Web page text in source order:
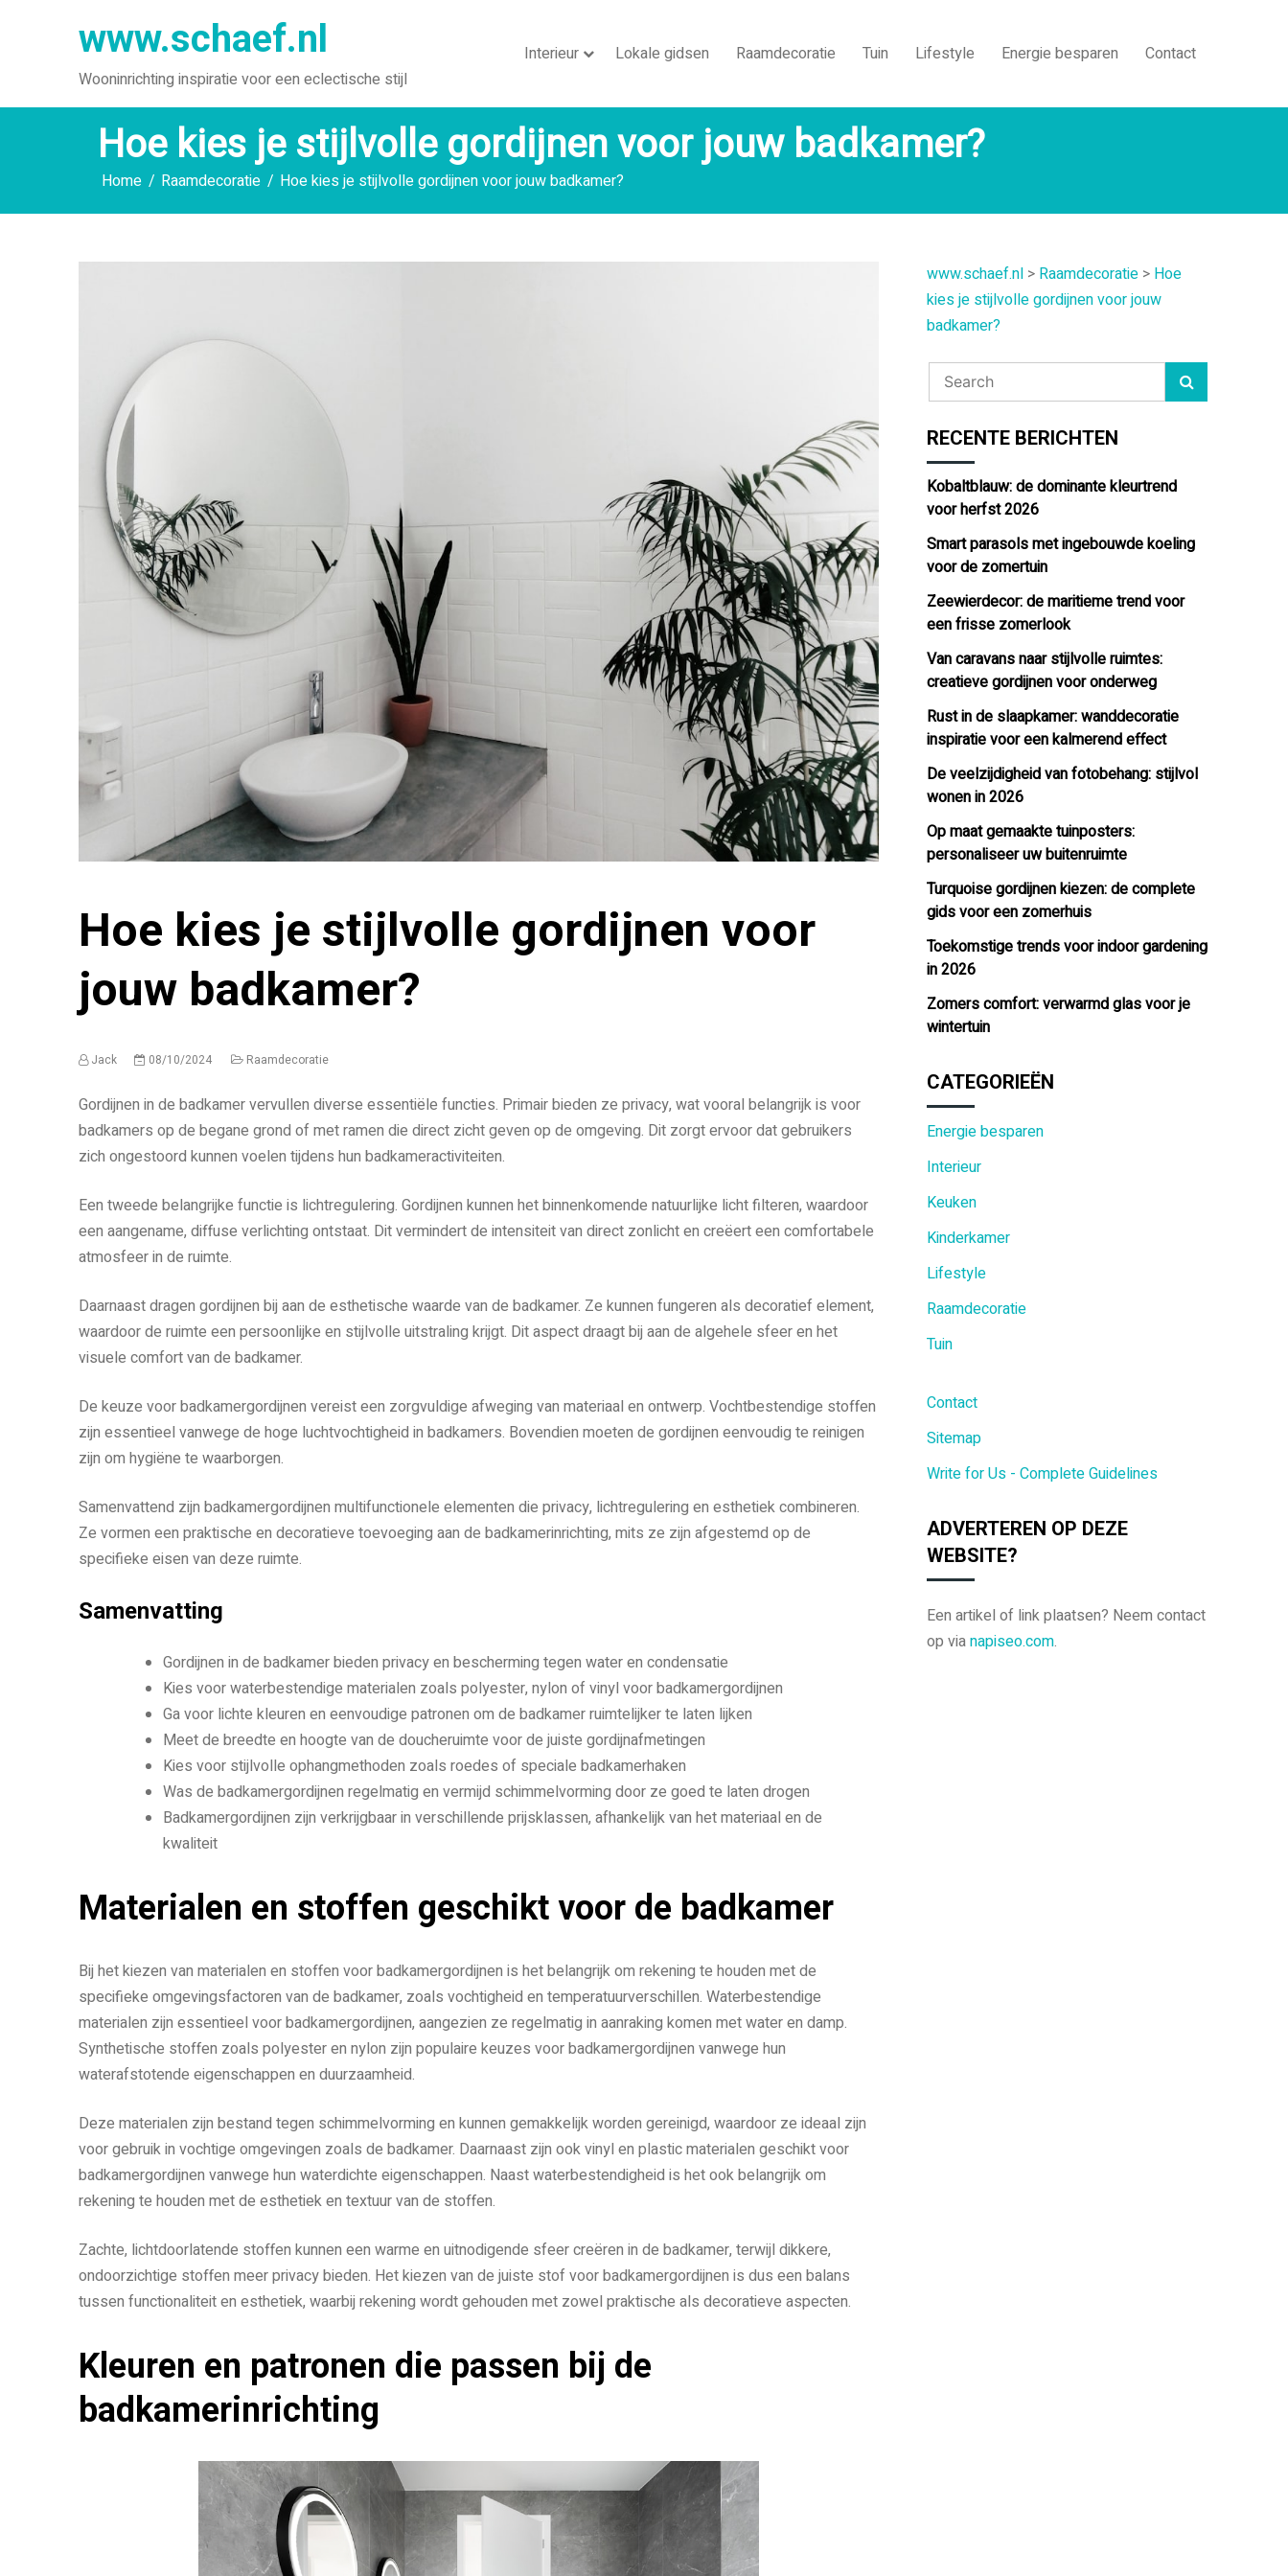
www.schaef.nl
Wooninrichting inspiratie voor een eclectische stijl
Interieur Lokale gidsen Raamdecoratie Tuin Lifestyle Energie besparen Contact
Hoe kies je stijlvolle gordijnen voor jouw badkamer?
Home Raamdecoratie Hoe kies je stijlvolle gordijnen voor jouw badkamer?
Hoe kies je stijlvolle gordijnen voor
jouw badkamer?
Jack 08/10/2024 Raamdecoratie
Gordijnen in de badkamer vervullen diverse essentiële functies. Primair bieden ze privacy, wat vooral belangrijk is voor
badkamers op de begane grond of met ramen die direct zicht geven op de omgeving. Dit zorgt ervoor dat gebruikers
zich ongestoord kunnen voelen tijdens hun badkameractiviteiten.
Een tweede belangrijke functie is lichtregulering. Gordijnen kunnen het binnenkomende natuurlijke licht filteren, waardoor
een aangename, diffuse verlichting ontstaat. Dit vermindert de intensiteit van direct zonlicht en creëert een comfortabele
atmosfeer in de ruimte.
Daarnaast dragen gordijnen bij aan de esthetische waarde van de badkamer. Ze kunnen fungeren als decoratief element,
waardoor de ruimte een persoonlijke en stijlvolle uitstraling krijgt. Dit aspect draagt bij aan de algehele sfeer en het
visuele comfort van de badkamer.
De keuze voor badkamergordijnen vereist een zorgvuldige afweging van materiaal en ontwerp. Vochtbestendige stoffen
zijn essentieel vanwege de hoge luchtvochtigheid in badkamers. Bovendien moeten de gordijnen eenvoudig te reinigen
zijn om hygiëne te waarborgen.
Samenvattend zijn badkamergordijnen multifunctionele elementen die privacy, lichtregulering en esthetiek combineren.
Ze vormen een praktische en decoratieve toevoeging aan de badkamerinrichting, mits ze zijn afgestemd op de
specifieke eisen van deze ruimte.
Samenvatting
Gordijnen in de badkamer bieden privacy en bescherming tegen water en condensatie
Kies voor waterbestendige materialen zoals polyester, nylon of vinyl voor badkamergordijnen
Ga voor lichte kleuren en eenvoudige patronen om de badkamer ruimtelijker te laten lijken
Meet de breedte en hoogte van de doucheruimte voor de juiste gordijnafmetingen
Kies voor stijlvolle ophangmethoden zoals roedes of speciale badkamerhaken
Was de badkamergordijnen regelmatig en vermijd schimmelvorming door ze goed te laten drogen
Badkamergordijnen zijn verkrijgbaar in verschillende prijsklassen, afhankelijk van het materiaal en de
kwaliteit
Materialen en stoffen geschikt voor de badkamer
Bij het kiezen van materialen en stoffen voor badkamergordijnen is het belangrijk om rekening te houden met de
specifieke omgevingsfactoren van de badkamer, zoals vochtigheid en temperatuurverschillen. Waterbestendige
materialen zijn essentieel voor badkamergordijnen, aangezien ze regelmatig in aanraking komen met water en damp.
Synthetische stoffen zoals polyester en nylon zijn populaire keuzes voor badkamergordijnen vanwege hun
waterafstotende eigenschappen en duurzaamheid.
Deze materialen zijn bestand tegen schimmelvorming en kunnen gemakkelijk worden gereinigd, waardoor ze ideaal zijn
voor gebruik in vochtige omgevingen zoals de badkamer. Daarnaast zijn ook vinyl en plastic materialen geschikt voor
badkamergordijnen vanwege hun waterdichte eigenschappen. Naast waterbestendigheid is het ook belangrijk om
rekening te houden met de esthetiek en textuur van de stoffen.
Zachte, lichtdoorlatende stoffen kunnen een warme en uitnodigende sfeer creëren in de badkamer, terwijl dikkere,
ondoorzichtige stoffen meer privacy bieden. Het kiezen van de juiste stof voor badkamergordijnen is dus een balans
tussen functionaliteit en esthetiek, waarbij rekening wordt gehouden met zowel praktische als decoratieve aspecten.
Kleuren en patronen die passen bij de
badkamerinrichting
www.schaef.nl > Raamdecoratie > Hoe
kies je stijlvolle gordijnen voor jouw
badkamer?
RECENTE BERICHTEN
Kobaltblauw: de dominante kleurtrend
voor herfst 2026
Smart parasols met ingebouwde koeling
voor de zomertuin
Zeewierdecor: de maritieme trend voor
een frisse zomerlook
Van caravans naar stijlvolle ruimtes:
creatieve gordijnen voor onderweg
Rust in de slaapkamer: wanddecoratie
inspiratie voor een kalmerend effect
De veelzijdigheid van fotobehang: stijlvol
wonen in 2026
Op maat gemaakte tuinposters:
personaliseer uw buitenruimte
Turquoise gordijnen kiezen: de complete
gids voor een zomerhuis
Toekomstige trends voor indoor gardening
in 2026
Zomers comfort: verwarmd glas voor je
wintertuin
CATEGORIEËN
Energie besparen
Interieur
Keuken
Kinderkamer
Lifestyle
Raamdecoratie
Tuin
Contact
Sitemap
Write for Us - Complete Guidelines
ADVERTEREN OP DEZE
WEBSITE?
Een artikel of link plaatsen? Neem contact
op vianapiseo.com.